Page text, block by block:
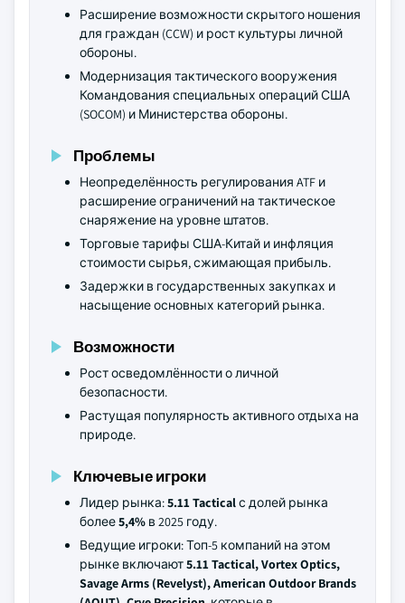
Расширение возможности скрытого ношения
для граждан (CCW) и рост культуры личной
обороны.
Модернизация тактического вооружения
Командования специальных операций США
(SOCOM) и Министерства обороны.
Проблемы
Неопределённость регулирования ATF и
расширение ограничений на тактическое
снаряжение на уровне штатов.
Торговые тарифы США-Китай и инфляция
стоимости сырья, сжимающая прибыль.
Задержки в государственных закупках и
насыщение основных категорий рынка.
Возможности
Рост осведомлённости о личной
безопасности.
Растущая популярность активного отдыха на
природе.
Ключевые игроки
Лидер рынка:5.11 Tacticalс долей рынка
более5,4% в 2025 году.
Ведущие игроки: Топ-5 компаний на этом
рынке включают5.11 Tactical, Vortex Optics,
Savage Arms (Revelyst), American Outdoor Brands